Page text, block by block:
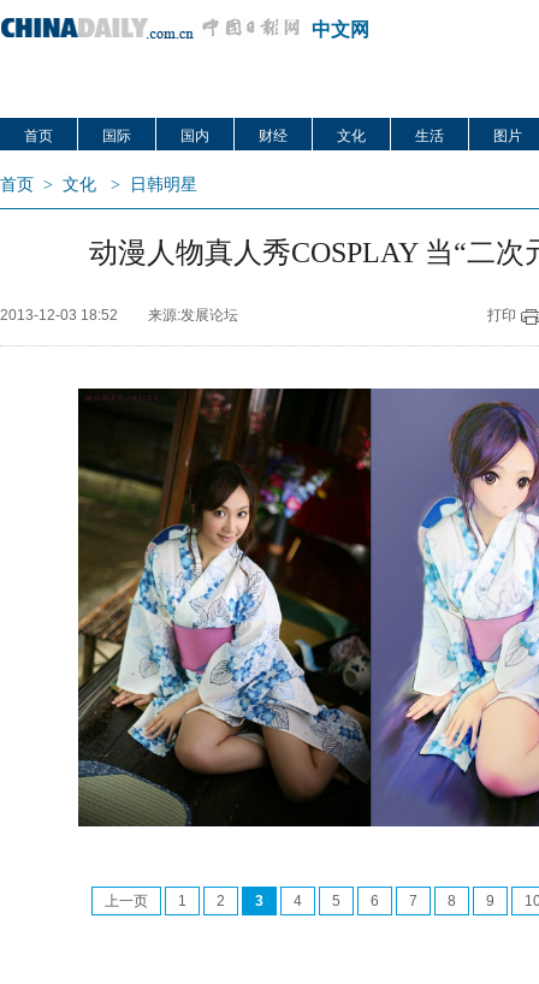
中文网
首页 国际 国内 财经 文化 生活 图片
首页 > 文化 > 日韩明星
动漫人物真人秀COSPLAY 当“二次
2013-12-03 18:52 来源:发展论坛 打印
上一页 1 2 3 4 5 6 7 8 9